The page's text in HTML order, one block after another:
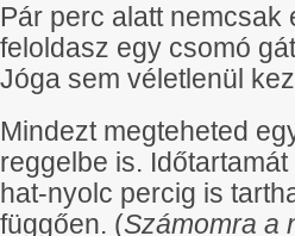
Pár perc alatt
feloldasz egy csomó
Jóga sem véletlenül
Mindezt megteheted
reggelbe is.
hat-nyolc percig is
függően. (Számomra a